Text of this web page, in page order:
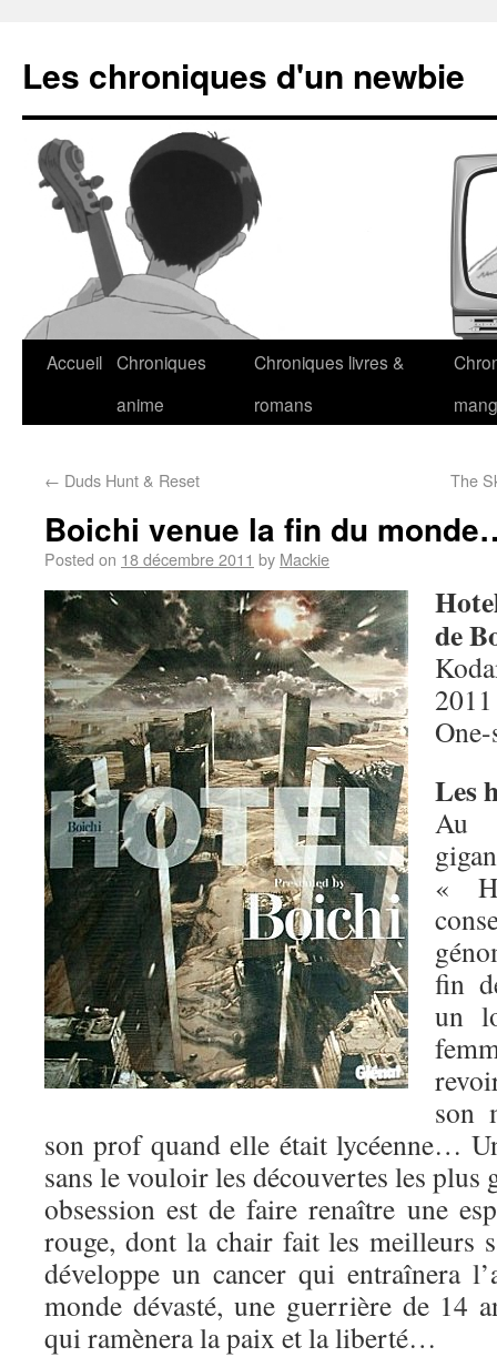
Les chroniques d'un newbie
Accueil Chroniques
anime
Chroniques livres &
romans
← Duds Hunt & Reset The
Boichi venue la fin du
Posted on 18 décembre 2011 by Mackie
de
2011
Les
Au
«
fin
un
son
son prof quand elle était lycéenne…
sans le vouloir les découvertes les plus
obsession est de faire renaître une
rouge, dont la chair fait les meilleurs
développe un cancer qui entraînera
monde dévasté, une guerrière de 14
qui ramènera la paix et la liberté…